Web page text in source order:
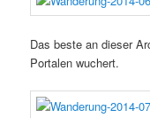
Das beste an dieser
Portalen wuchert.